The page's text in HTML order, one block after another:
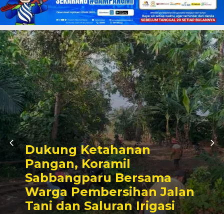
Kunjungan Audiensi ke
Bupati Wajo, Kapolres
Komitmen Perkuat Sinergi
Kamtibmas dan
Pembangunan